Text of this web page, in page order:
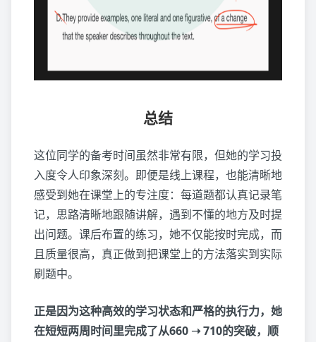
总结
这位同学的备考时间虽然非常有限，但她的学习投
入度令人印象深刻。即便是线上课程，也能清晰地
感受到她在课堂上的专注度：每道题都认真记录笔
记，思路清晰地跟随讲解，遇到不懂的地方及时提
出问题。课后布置的练习，她不仅能按时完成，而
且质量很高，真正做到把课堂上的方法落实到实际
刷题中。
正是因为这种高效的学习状态和严格的执行力，她
在短短两周时间里完成了从660 ➝ 710的突破，顺